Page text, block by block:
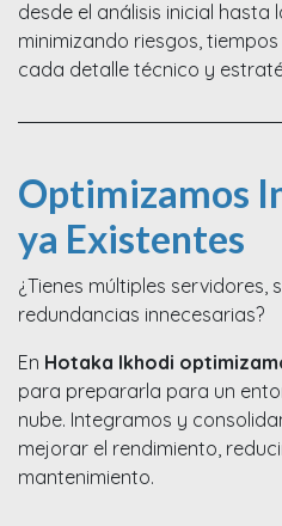
desde el análisis inicial hasta
minimizando riesgos,
cada detalle técnico y
Optimizamos
ya Existentes
¿Tienes múltiples servidores,
redundancias innecesarias?
En Hotaka Ikhodi
para prepararla para un
nube. Integramos y
mejorar el rendimiento,
mantenimiento.